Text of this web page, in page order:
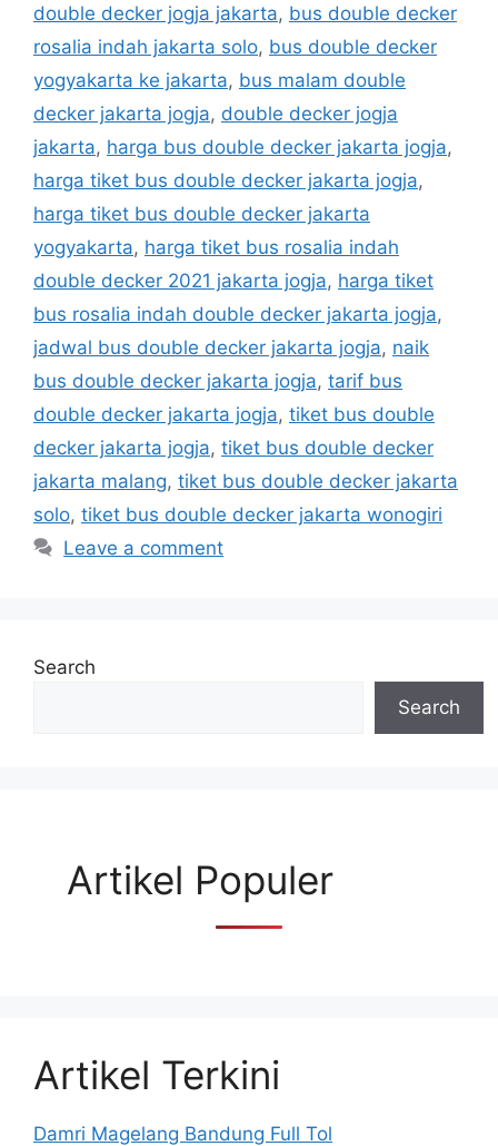
double decker jogja jakarta, bus double decker
rosalia indah jakarta solo, bus double decker
yogyakarta ke jakarta, bus malam double
decker jakarta jogja, double decker jogja
jakarta, harga bus double decker jakarta jogja,
harga tiket bus double decker jakarta jogja,
harga tiket bus double decker jakarta
yogyakarta, harga tiket bus rosalia indah
double decker 2021 jakarta jogja, harga tiket
bus rosalia indah double decker jakarta jogja,
jadwal bus double decker jakarta jogja, naik
bus double decker jakarta jogja, tarif bus
double decker jakarta jogja, tiket bus double
decker jakarta jogja, tiket bus double decker
jakarta malang, tiket bus double decker jakarta
solo, tiket bus double decker jakarta wonogiri
Leave a comment
Search
Search
Artikel Populer
Artikel Terkini
Damri Magelang Bandung Full Tol